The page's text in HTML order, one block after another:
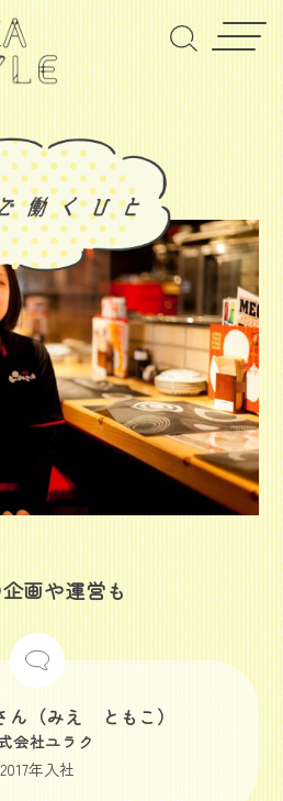
画や運営も
（みえ ともこ）
会社ユラク
2017年入社